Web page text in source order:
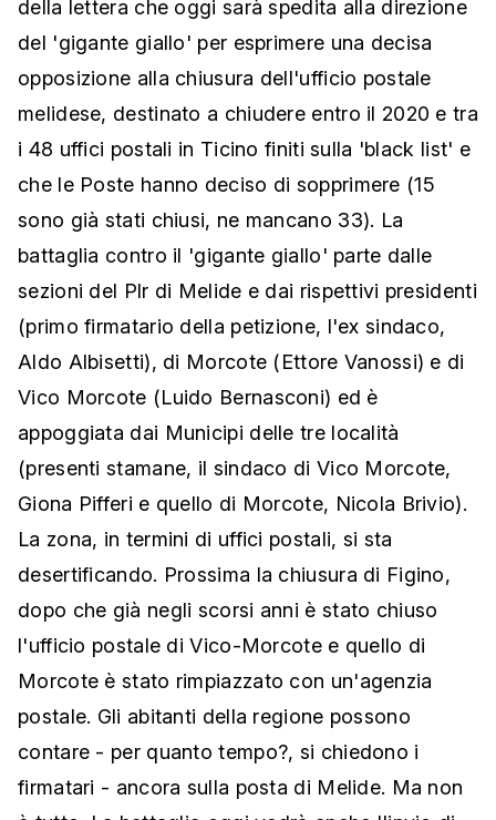
della lettera che oggi sarà spedita alla direzione
del 'gigante giallo' per esprimere una decisa
opposizione alla chiusura dell'ufficio postale
melidese, destinato a chiudere entro il 2020 e tra
i 48 uffici postali in Ticino finiti sulla 'black list' e
che le Poste hanno deciso di sopprimere (15
sono già stati chiusi, ne mancano 33). La
battaglia contro il 'gigante giallo' parte dalle
sezioni del Plr di Melide e dai rispettivi presidenti
(primo firmatario della petizione, l'ex sindaco,
Aldo Albisetti), di Morcote (Ettore Vanossi) e di
Vico Morcote (Luido Bernasconi) ed è
appoggiata dai Municipi delle tre località
(presenti stamane, il sindaco di Vico Morcote,
Giona Pifferi e quello di Morcote, Nicola Brivio).
La zona, in termini di uffici postali, si sta
desertificando. Prossima la chiusura di Figino,
dopo che già negli scorsi anni è stato chiuso
l'ufficio postale di Vico-Morcote e quello di
Morcote è stato rimpiazzato con un'agenzia
postale. Gli abitanti della regione possono
contare - per quanto tempo?, si chiedono i
firmatari - ancora sulla posta di Melide. Ma non